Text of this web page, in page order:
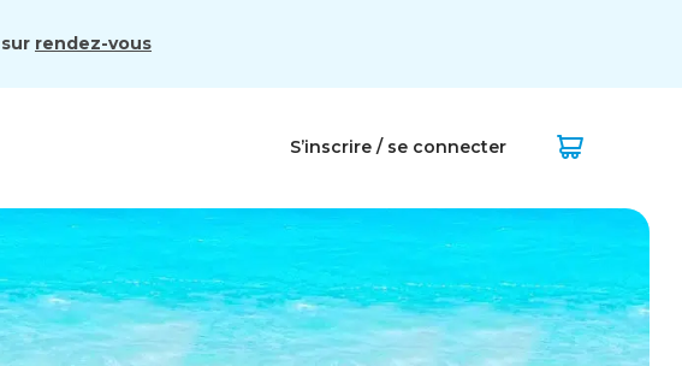
rendez-vous
S’inscrire / se connecter